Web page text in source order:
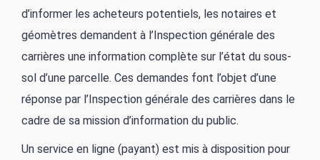
d’informer les acheteurs potentiels, les notaires et
géomètres demandent à l’Inspection générale des
carrières une information complète sur l’état du sous-
sol d’une parcelle. Ces demandes font l’objet d’une
réponse par l’Inspection générale des carrières dans le
cadre de sa mission d’information du public.
Un service en ligne (payant) est mis à disposition pour